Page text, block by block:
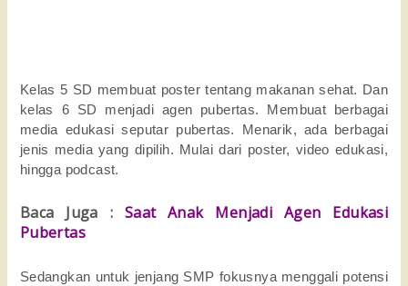
Kelas 5 SD membuat poster tentang makanan sehat. Dan
kelas 6 SD menjadi agen pubertas. Membuat berbagai
media edukasi seputar pubertas. Menarik, ada berbagai
jenis media yang dipilih. Mulai dari poster, video edukasi,
hingga podcast.
Baca Juga : Saat Anak Menjadi Agen Edukasi
Pubertas
Sedangkan untuk jenjang SMP fokusnya menggali potensi